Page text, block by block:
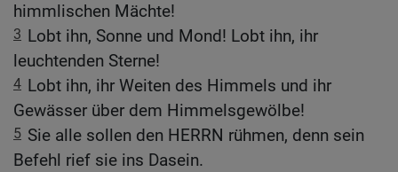
himmlischen Mächte!
3 Lobt ihn, Sonne und Mond! Lobt ihn, ihr
leuchtenden Sterne!
4 Lobt ihn, ihr Weiten des Himmels und ihr
Gewässer über dem Himmelsgewölbe!
5 Sie alle sollen den HERRN rühmen, denn sein
Befehl rief sie ins Dasein.